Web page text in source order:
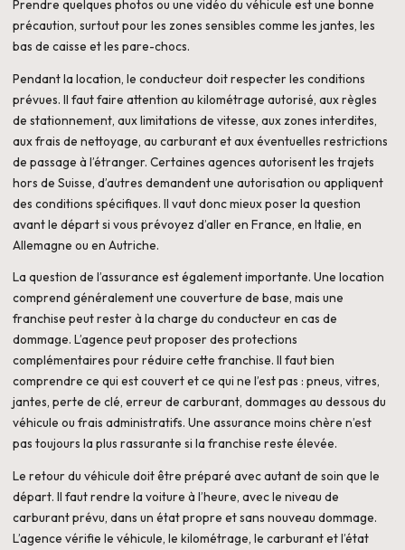
Prendre quelques photos ou une vidéo du véhicule est une bonne
précaution, surtout pour les zones sensibles comme les jantes, les
bas de caisse et les pare-chocs.
Pendant la location, le conducteur doit respecter les conditions
prévues. Il faut faire attention au kilométrage autorisé, aux règles
de stationnement, aux limitations de vitesse, aux zones interdites,
aux frais de nettoyage, au carburant et aux éventuelles restrictions
de passage à l’étranger. Certaines agences autorisent les trajets
hors de Suisse, d’autres demandent une autorisation ou appliquent
des conditions spécifiques. Il vaut donc mieux poser la question
avant le départ si vous prévoyez d’aller en France, en Italie, en
Allemagne ou en Autriche.
La question de l’assurance est également importante. Une location
comprend généralement une couverture de base, mais une
franchise peut rester à la charge du conducteur en cas de
dommage. L’agence peut proposer des protections
complémentaires pour réduire cette franchise. Il faut bien
comprendre ce qui est couvert et ce qui ne l’est pas : pneus, vitres,
jantes, perte de clé, erreur de carburant, dommages au dessous du
véhicule ou frais administratifs. Une assurance moins chère n’est
pas toujours la plus rassurante si la franchise reste élevée.
Le retour du véhicule doit être préparé avec autant de soin que le
départ. Il faut rendre la voiture à l’heure, avec le niveau de
carburant prévu, dans un état propre et sans nouveau dommage.
L’agence vérifie le véhicule, le kilométrage, le carburant et l’état